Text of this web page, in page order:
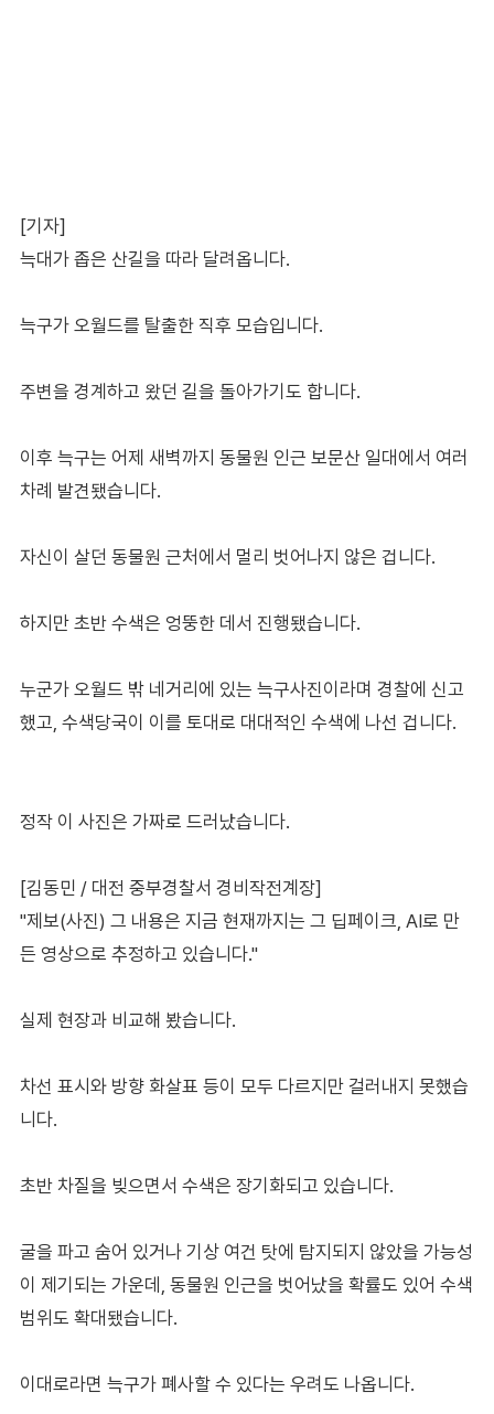
[기자]
늑대가 좁은 산길을 따라 달려옵니다.
늑구가 오월드를 탈출한 직후 모습입니다.
주변을 경계하고 왔던 길을 돌아가기도 합니다.
이후 늑구는 어제 새벽까지 동물원 인근 보문산 일대에서 여러
차례 발견됐습니다.
자신이 살던 동물원 근처에서 멀리 벗어나지 않은 겁니다.
하지만 초반 수색은 엉뚱한 데서 진행됐습니다.
누군가 오월드 밖 네거리에 있는 늑구사진이라며 경찰에 신고
했고, 수색당국이 이를 토대로 대대적인 수색에 나선 겁니다.
정작 이 사진은 가짜로 드러났습니다.
[김동민 / 대전 중부경찰서 경비작전계장]
"제보(사진) 그 내용은 지금 현재까지는 그 딥페이크, AI로 만
든 영상으로 추정하고 있습니다."
실제 현장과 비교해 봤습니다.
차선 표시와 방향 화살표 등이 모두 다르지만 걸러내지 못했습
니다.
초반 차질을 빚으면서 수색은 장기화되고 있습니다.
굴을 파고 숨어 있거나 기상 여건 탓에 탐지되지 않았을 가능성
이 제기되는 가운데, 동물원 인근을 벗어났을 확률도 있어 수색
범위도 확대됐습니다.
이대로라면 늑구가 폐사할 수 있다는 우려도 나옵니다.